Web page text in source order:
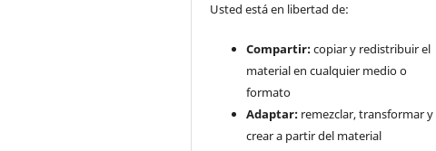
Usted está en libertad de:
Compartir:copiar y redistribuir el
material en cualquier medio o
formato
Adaptar: remezclar, transformar y
crear a partir del material